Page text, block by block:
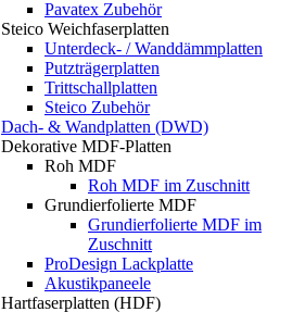
Pavatex Zubehör
Steico Weichfaserplatten
Unterdeck- / Wanddämmplatten
Putzträgerplatten
Trittschallplatten
Steico Zubehör
Dach- & Wandplatten (DWD)
Dekorative MDF-Platten
Roh MDF
Roh MDF im Zuschnitt
Grundierfolierte MDF
Grundierfolierte MDF im
Zuschnitt
ProDesign Lackplatte
Akustikpaneele
Hartfaserplatten (HDF)